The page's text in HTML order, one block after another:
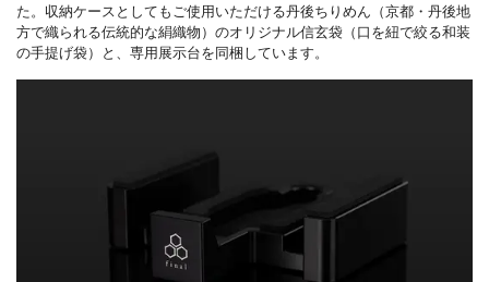
た。収納ケースとしてもご使用いただける丹後ちりめん（京都・丹後地
方で織られる伝統的な絹織物）のオリジナル信玄袋（口を紐で絞る和装
の手提げ袋）と、専用展示台を同梱しています。